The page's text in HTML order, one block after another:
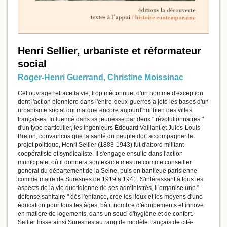
Henri Sellier, urbaniste et réformateur
social
Roger-Henri Guerrand , Christine Moissinac
Cet ouvrage retrace la vie, trop méconnue, d'un homme d'exception
dont l'action pionnière dans l'entre-deux-guerres a jeté les bases d'un
urbanisme social qui marque encore aujourd'hui bien des villes
françaises. Influencé dans sa jeunesse par deux " révolutionnaires "
d'un type particulier, les ingénieurs Édouard Vaillant et Jules-Louis
Breton, convaincus que la santé du peuple doit accompagner le
projet politique, Henri Sellier (1883-1943) fut d'abord militant
coopératiste et syndicaliste. Il s'engage ensuite dans l'action
municipale, où il donnera son exacte mesure comme conseiller
général du département de la Seine, puis en banlieue parisienne
comme maire de Suresnes de 1919 à 1941. S'intéressant à tous les
aspects de la vie quotidienne de ses administrés, il organise une "
défense sanitaire " dès l'enfance, crée les lieux et les moyens d'une
éducation pour tous les âges, bâtit nombre d'équipements et innove
en matière de logements, dans un souci d'hygiène et de confort.
Sellier hisse ainsi Suresnes au rang de modèle français de cité-